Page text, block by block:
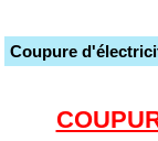
Coupure